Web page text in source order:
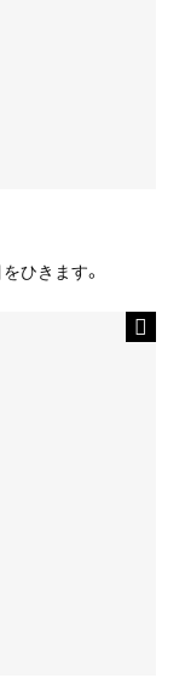
ひきます。